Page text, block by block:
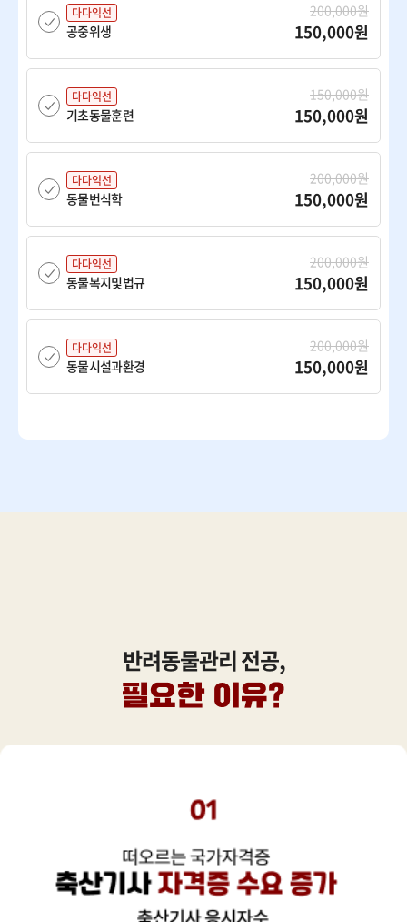
다다익선
공중위생
200,000원
150,000원
다다익선
기초동물훈련
150,000원
150,000원
다다익선
동물번식학
200,000원
150,000원
다다익선
동물복지및법규
200,000원
150,000원
다다익선
동물시설과환경
200,000원
150,000원
다다익선 200,000원
동물해부생리학
반려견품종학 150,000원
반려동물관리 전공,